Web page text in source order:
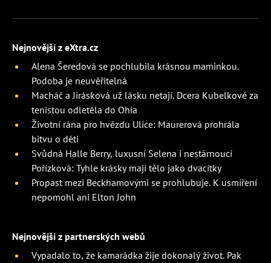
Nejnovější z eXtra.cz
Alena Šeredová se pochlubila krásnou maminkou.
Podoba je neuvěřitelná
Macháč a Jirásková už lásku netají. Dcera Kubelkové za
tenistou odletěla do Ohia
Životní rána pro hvězdu Ulice: Maurerová prohrála
bitvu o děti
Svůdná Halle Berry, luxusní Selena i nestárnoucí
Pořízková: Tyhle krásky mají tělo jako dvacítky
Propast mezi Beckhamovými se prohlubuje. K usmíření
nepomohl ani Elton John
Nejnovější z partnerských webů
Vypadalo to, že kamarádka žije dokonalý život. Pak